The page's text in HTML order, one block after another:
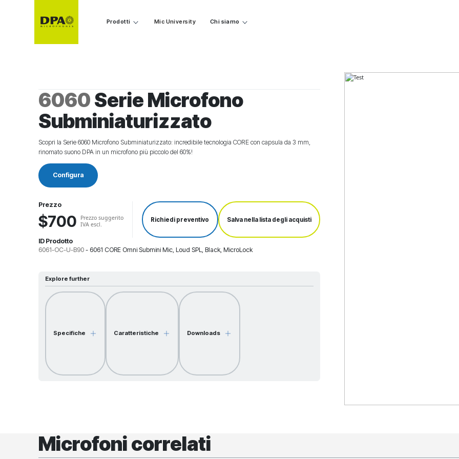
Prodotti Mic University Chi siamo
6060Serie Microfono
Subminiaturizzato
Scopri la Serie 6060 Microfono Subminiaturizzato: incredibile tecnologia CORE con capsula da 3 mm,
rinomato suono DPA in un microfono più piccolo del 60%!
Configura
Prezzo
$700
Prezzo suggerito
IVA escl.
Richiedi preventivo Salva nella lista degli acquisti
ID Prodotto
6061-OC-U-B90 - 6061 CORE Omni Submini Mic, Loud SPL, Black, MicroLock
Explore further
Specifiche Caratteristiche Downloads
Microfoni correlati